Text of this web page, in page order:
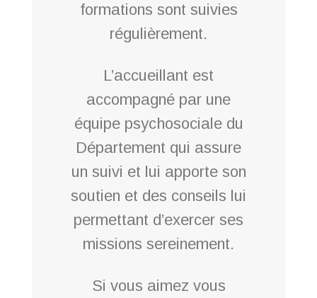
formations sont suivies
régulièrement.
L’accueillant est
accompagné par une
équipe psychosociale du
Département qui assure
un suivi et lui apporte son
soutien et des conseils lui
permettant d’exercer ses
missions sereinement.
Si vous aimez vous